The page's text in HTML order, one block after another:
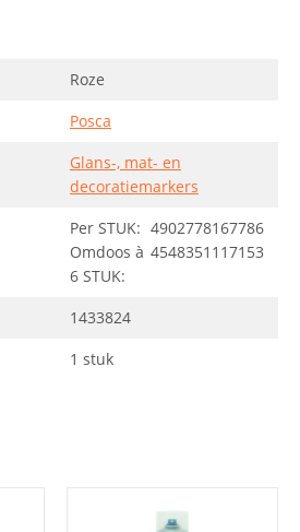
Roze
Posca
Glans-, mat- en
decoratiemarkers
Per STUK: 4902778167786
Omdoos à
6 STUK:
4548351117153
1433824
1 stuk